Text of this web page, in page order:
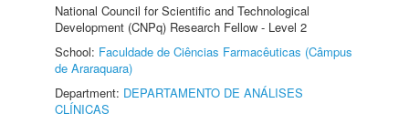
National Council for Scientific and Technological
Development (CNPq) Research Fellow - Level 2
School: Faculdade de Ciências Farmacêuticas (Câmpus
de Araraquara)
Department: DEPARTAMENTO DE ANÁLISES
CLÍNICAS